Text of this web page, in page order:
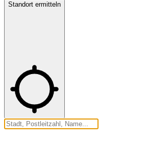
Standort ermitteln